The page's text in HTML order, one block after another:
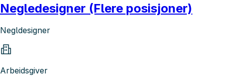
Negledesigner (Flere posisjoner)
Negldesigner
Arbeidsgiver